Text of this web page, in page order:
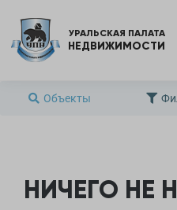
УРАЛЬСКАЯ ПАЛАТА
НЕДВИЖИМОСТИ
Объекты
НИЧЕГО НЕ